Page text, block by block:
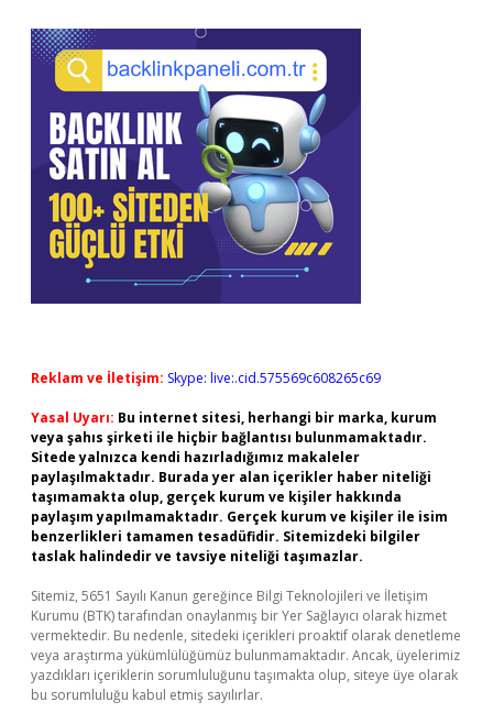
Reklam ve İletişim: Skype: live:.cid.575569c608265c69
Yasal Uyarı: Bu internet sitesi, herhangi bir marka, kurum
veya şahıs şirketi ile hiçbir bağlantısı bulunmamaktadır.
Sitede yalnızca kendi hazırladığımız makaleler
paylaşılmaktadır. Burada yer alan içerikler haber niteliği
taşımamakta olup, gerçek kurum ve kişiler hakkında
paylaşım yapılmamaktadır. Gerçek kurum ve kişiler ile isim
benzerlikleri tamamen tesadüfidir. Sitemizdeki bilgiler
taslak halindedir ve tavsiye niteliği taşımazlar.
Sitemiz, 5651 Sayılı Kanun gereğince Bilgi Teknolojileri ve İletişim
Kurumu (BTK) tarafından onaylanmış bir Yer Sağlayıcı olarak hizmet
vermektedir. Bu nedenle, sitedeki içerikleri proaktif olarak denetleme
veya araştırma yükümlülüğümüz bulunmamaktadır. Ancak, üyelerimiz
yazdıkları içeriklerin sorumluluğunu taşımakta olup, siteye üye olarak
bu sorumluluğu kabul etmiş sayılırlar.